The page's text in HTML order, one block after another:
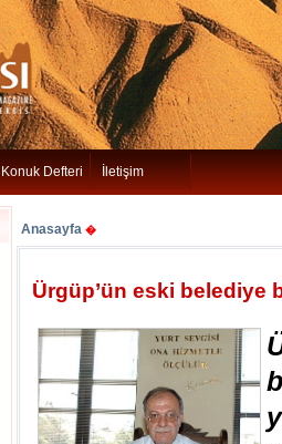
Konuk Defteri İletişim
Anasayfa �
Ürgüp’ün eski belediye